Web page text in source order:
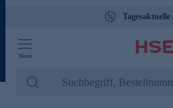
Tagesaktuelle
Menü